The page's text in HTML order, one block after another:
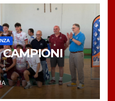
CAMPIONI